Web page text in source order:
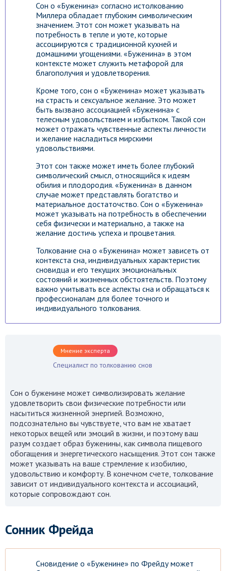
Сон о «Буженина» согласно истолкованию
Миллера обладает глубоким символическим
значением. Этот сон может указывать на
потребность в тепле и уюте, которые
ассоциируются с традиционной кухней и
домашними угощениями. «Буженина» в этом
контексте может служить метафорой для
благополучия и удовлетворения.
Кроме того, сон о «Буженина» может указывать
на страсть и сексуальное желание. Это может
быть вызвано ассоциацией «Буженина» с
телесным удовольствием и избытком. Такой сон
может отражать чувственные аспекты личности
и желание насладиться мирскими
удовольствиями.
Этот сон также может иметь более глубокий
символический смысл, относящийся к идеям
обилия и плодородия. «Буженина» в данном
случае может представлять богатство и
материальное достаточство. Сон о «Буженина»
может указывать на потребность в обеспечении
себя физически и материально, а также на
желание достичь успеха и процветания.
Толкование сна о «Буженина» может зависеть от
контекста сна, индивидуальных характеристик
сновидца и его текущих эмоциональных
состояний и жизненных обстоятельств. Поэтому
важно учитывать все аспекты сна и обращаться к
профессионалам для более точного и
индивидуального толкования.
Мнение эксперта
Специалист по толкованию снов
Сон о буженине может символизировать желание
удовлетворить свои физические потребности или
насытиться жизненной энергией. Возможно,
подсознательно вы чувствуете, что вам не хватает
некоторых вещей или эмоций в жизни, и поэтому ваш
разум создает образ буженины, как символа пищевого
обогащения и энергетического насыщения. Этот сон также
может указывать на ваше стремление к изобилию,
удовольствию и комфорту. В конечном счете, толкование
зависит от индивидуального контекста и ассоциаций,
которые сопровождают сон.
Сонник Фрейда
Сновидение о «Буженине» по Фрейду может